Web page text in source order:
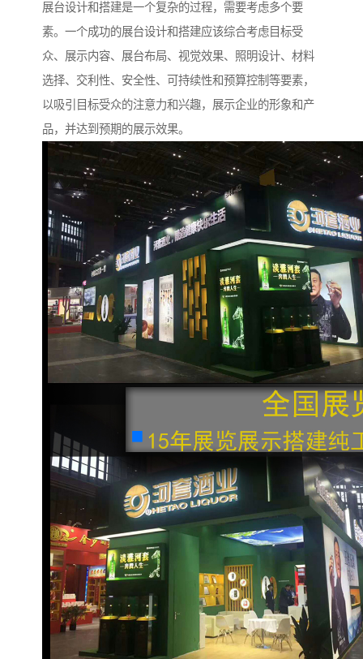
展台设计和搭建是一个复杂的过程，需要考虑多个要
素。一个成功的展台设计和搭建应该综合考虑目标受
众、展示内容、展台布局、视觉效果、照明设计、材料
选择、交利性、安全性、可持续性和预算控制等要素，
以吸引目标受众的注意力和兴趣，展示企业的形象和产
品，并达到预期的展示效果。